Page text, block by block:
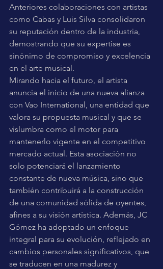
Anteriores colaboraciones con artistas
como Cabas y Luis Silva consolidaron
su reputación dentro de la industria,
demostrando que su expertise es
sinónimo de compromiso y excelencia
en el arte musical.
Mirando hacia el futuro, el artista
anuncia el inicio de una nueva alianza
con Vao International, una entidad que
valora su propuesta musical y que se
vislumbra como el motor para
mantenerlo vigente en el competitivo
mercado actual. Esta asociación no
solo potenciará el lanzamiento
constante de nueva música, sino que
también contribuirá a la construcción
de una comunidad sólida de oyentes,
afines a su visión artística. Además, JC
Gómez ha adoptado un enfoque
integral para su evolución, reflejado en
cambios personales significativos, que
se traducen en una madurez y